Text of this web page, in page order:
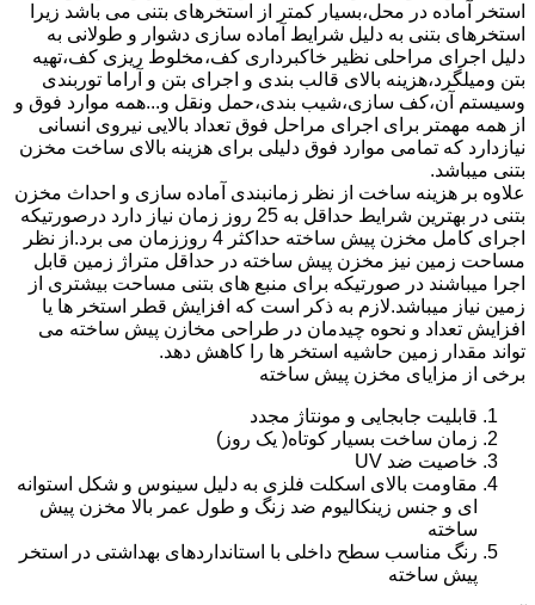
استخر آماده در محل،بسیار کمتر از استخرهای بتنی می باشد زیرا
استخرهای بتنی به دلیل شرایط آماده سازی دشوار و طولانی به
دلیل اجرای مراحلی نظیر خاکبرداری کف،مخلوط ریزی کف،تهیه
بتن ومیلگرد،هزینه بالای قالب بندی و اجرای بتن و آراما توربندی
وسیستم آن،کف سازی،شیب بندی،حمل ونقل و...همه موارد فوق و
از همه مهمتر برای اجرای مراحل فوق تعداد بالایی نیروی انسانی
نیازدارد که تمامی موارد فوق دلیلی برای هزینه بالای ساخت مخزن
بتنی میباشد.
علاوه بر هزینه ساخت از نظر زمانبندی آماده سازی و احداث مخزن
بتنی در بهترین شرایط حداقل به 25 روز زمان نیاز دارد درصورتیکه
اجرای کامل مخزن پیش ساخته حداکثر 4 روززمان می برد.از نظر
مساحت زمین نیز مخزن پیش ساخته در حداقل متراژ زمین قابل
اجرا میباشند در صورتیکه برای منبع های بتنی مساحت بیشتری از
زمین نیاز میباشد.لازم به ذکر است که افزایش قطر استخر ها یا
افزایش تعداد و نحوه چیدمان در طراحی مخازن پیش ساخته می
تواند مقدار زمین حاشیه استخر ها را کاهش دهد.
برخی از مزایای مخزن پیش ساخته
قابلیت جابجایی و مونتاژ مجدد
زمان ساخت بسیار کوتاه( یک روز)
خاصیت ضد UV
مقاومت بالای اسکلت فلزی به دلیل سینوس و شکل استوانه
ای و جنس زینکالیوم ضد زنگ و طول عمر بالا مخزن پیش
ساخته
رنگ مناسب سطح داخلی با استانداردهای بهداشتی در استخر
پیش ساخته